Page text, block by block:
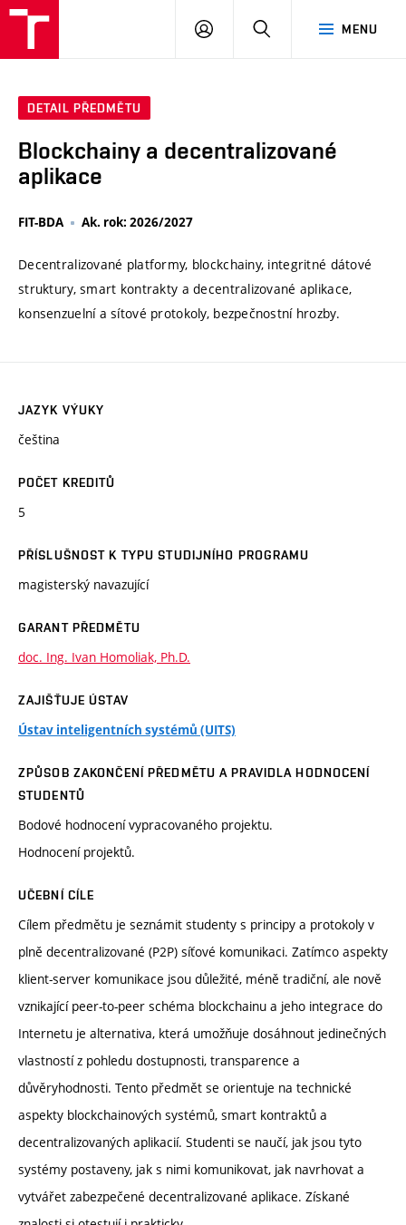
MENU
PŘIHLÁSIT
DETAIL PŘEDMĚTU
Blockchainy a decentralizované
aplikace
FIT-BDA Ak. rok: 2026/2027
Decentralizované platformy, blockchainy, integritné dátové
struktury, smart kontrakty a decentralizované aplikace,
konsenzuelní a sítové protokoly, bezpečnostní hrozby.
JAZYK VÝUKY
čeština
POČET KREDITŮ
5
PŘÍSLUŠNOST K TYPU STUDIJNÍHO PROGRAMU
magisterský navazující
GARANT PŘEDMĚTU
doc. Ing. Ivan Homoliak, Ph.D.
ZAJIŠŤUJE ÚSTAV
Ústav inteligentních systémů (UITS)
ZPŮSOB ZAKONČENÍ PŘEDMĚTU A PRAVIDLA HODNOCENÍ
STUDENTŮ
Bodové hodnocení vypracovaného projektu.
Hodnocení projektů.
UČEBNÍ CÍLE
Cílem předmětu je seznámit studenty s principy a protokoly v
plně decentralizované (P2P) síťové komunikaci. Zatímco aspekty
klient-server komunikace jsou důležité, méně tradiční, ale nově
vznikající peer-to-peer schéma blockchainu a jeho integrace do
Internetu je alternativa, která umožňuje dosáhnout jedinečných
vlastností z pohledu dostupnosti, transparence a
důvěryhodnosti. Tento předmět se orientuje na technické
aspekty blockchainových systémů, smart kontraktů a
decentralizovaných aplikacií. Studenti se naučí, jak jsou tyto
systémy postaveny, jak s nimi komunikovat, jak navrhovat a
vytvářet zabezpečené decentralizované aplikace. Získané